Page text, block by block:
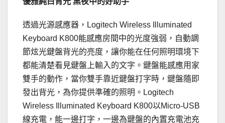
透過光源感應器，Logitech Wireless Illuminated
Keyboard K800能感應房間中的光度強弱，自動調
節炫光鍵盤背光的亮度，讓你能在任何照明環境下
都能清楚看見鍵盤上輸入的文字。鍵盤能感應用家
雙手的動作，當你雙手靠近鍵盤打字時，鍵盤隨即
發出背光，為你提供準確的照明。Logitech
Wireless Illuminated Keyboard K800以Micro-USB
線充電，能一邊打字，一邊為鍵盤的內置充電池充